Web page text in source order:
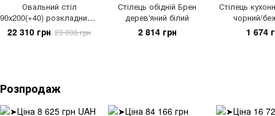
Овальний стіл
90х200(+40) розкладний з
натурального дерева на
фігурних опорах
22 310 грн 23 000 грн
Стілець обідній Брен
дерев'яний білий
2 814 грн
Стілець
чорний/
металевий
сучасний
1 674
Розпродаж